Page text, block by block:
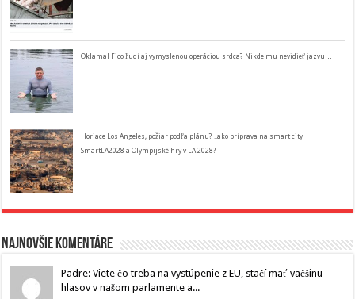
Oklamal Fico ľudí aj vymyslenou operáciou srdca? Nikde mu nevidieť jazvu…
Horiace Los Angeles, požiar podľa plánu? ..ako príprava na smart city
SmartLA2028 a Olympijské hry v LA 2028?
Najnovšie komentáre
Padre: Viete čo treba na vystúpenie z EU, stačí mať väčšinu
hlasov v našom parlamente a...